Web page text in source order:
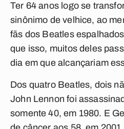
Ter 64 anos logo se
sinônimo de velhice, ao
fãs dos Beatles
que isso, muitos deles
dia em que alcançariam
Dos quatro Beatles, dois
John Lennon foi
somente 40, em 1980. E